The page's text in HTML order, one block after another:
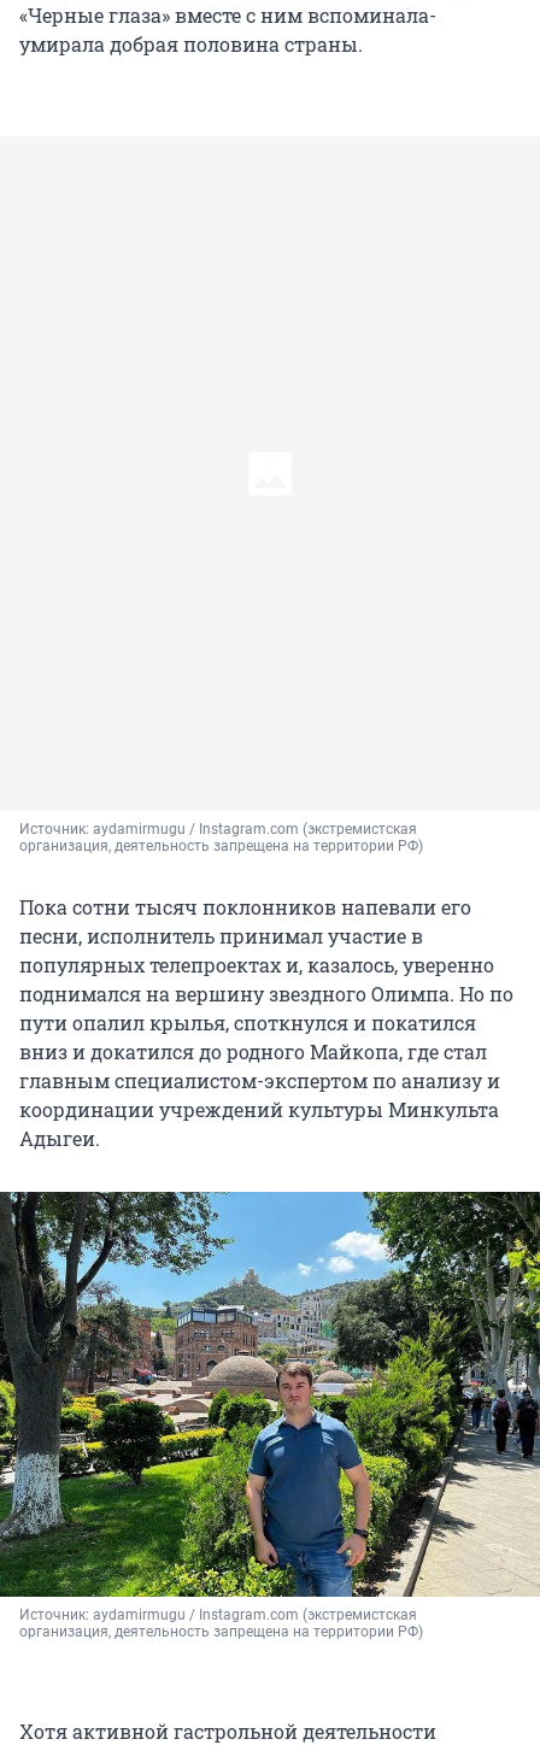
«Черные глаза» вместе с ним вспоминала-
умирала добрая половина страны.
Источник: aydamirmugu / Instagram.com (экстремистская
организация, деятельность запрещена на территории РФ)
Пока сотни тысяч поклонников напевали его
песни, исполнитель принимал участие в
популярных телепроектах и, казалось, уверенно
поднимался на вершину звездного Олимпа. Но по
пути опалил крылья, споткнулся и покатился
вниз и докатился до родного Майкопа, где стал
главным специалистом-экспертом по анализу и
координации учреждений культуры Минкульта
Адыгеи.
Источник: aydamirmugu / Instagram.com (экстремистская
организация, деятельность запрещена на территории РФ)
Хотя активной гастрольной деятельности